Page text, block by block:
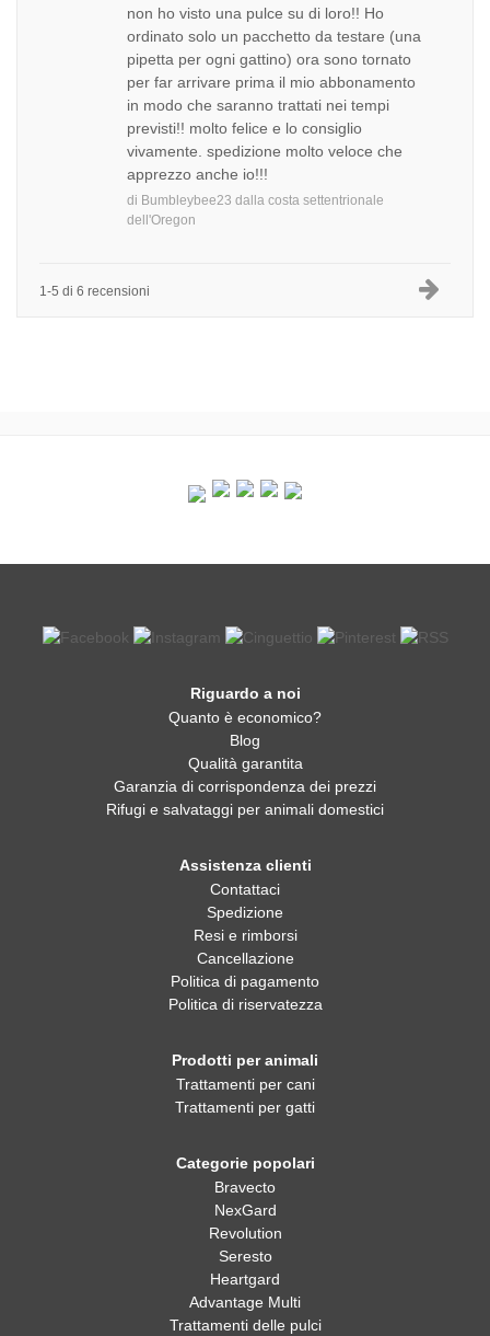
non ho visto una pulce su di loro!! Ho
ordinato solo un pacchetto da testare (una
pipetta per ogni gattino) ora sono tornato
per far arrivare prima il mio abbonamento
in modo che saranno trattati nei tempi
previsti!! molto felice e lo consiglio
vivamente. spedizione molto veloce che
apprezzo anche io!!!
di Bumbleybee23 dalla costa settentrionale
dell'Oregon
1-5 di 6 recensioni
Riguardo a noi
Quanto è economico?
Blog
Qualità garantita
Garanzia di corrispondenza dei prezzi
Rifugi e salvataggi per animali domestici
Assistenza clienti
Contattaci
Spedizione
Resi e rimborsi
Cancellazione
Politica di pagamento
Politica di riservatezza
Prodotti per animali
Trattamenti per cani
Trattamenti per gatti
Categorie popolari
Bravecto
NexGard
Revolution
Seresto
Heartgard
Advantage Multi
Trattamenti delle pulci